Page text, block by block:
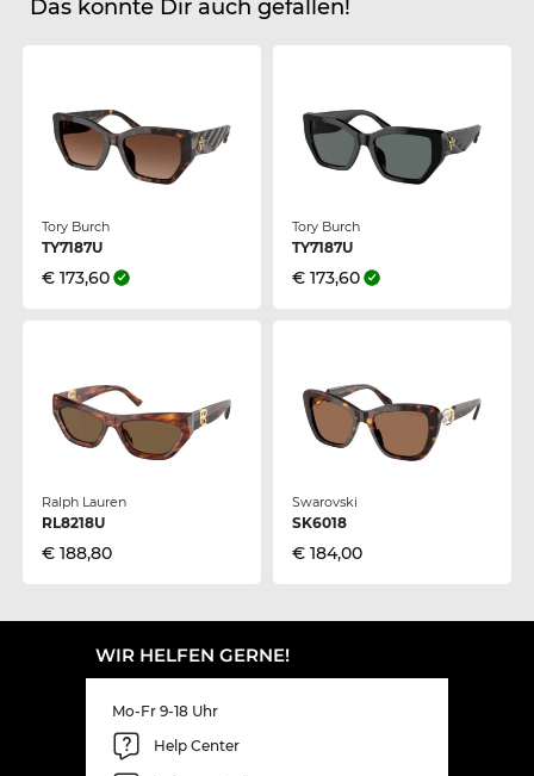
Das könnte Dir auch gefallen!
Tory Burch
TY7187U
€ 173,60
Tory Burch
TY7187U
€ 173,60
Ralph Lauren
RL8218U
€ 188,80
Swarovski
SK6018
€ 184,00
WIR HELFEN GERNE!
Mo-Fr 9-18 Uhr
Help Center